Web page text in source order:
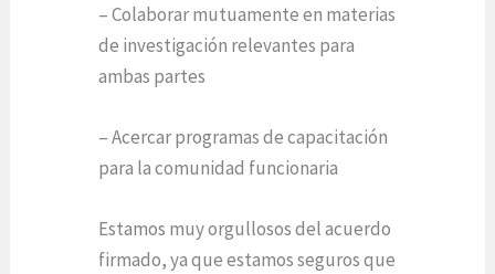
– Colaborar mutuamente en materias
de investigación relevantes para
ambas partes
– Acercar programas de capacitación
para la comunidad funcionaria
Estamos muy orgullosos del acuerdo
firmado, ya que estamos seguros que